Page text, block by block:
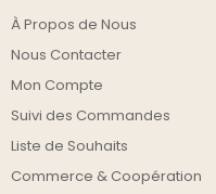
À Propos de Nous
Nous Contacter
Mon Compte
Suivi des Commandes
Liste de Souhaits
Commerce & Coopération